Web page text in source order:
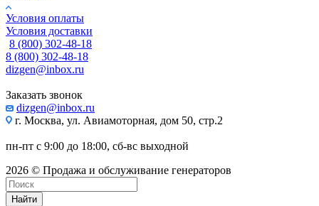
Условия оплаты
Условия доставки
8 (800) 302-48-18
8 (800) 302-48-18
dizgen@inbox.ru
Заказать звонок
dizgen@inbox.ru
г. Москва, ул. Авиамоторная, дом 50, стр.2
пн-пт с 9:00 до 18:00, сб-вс выходной
2026 © Продажа и обслуживание генераторов
Найти